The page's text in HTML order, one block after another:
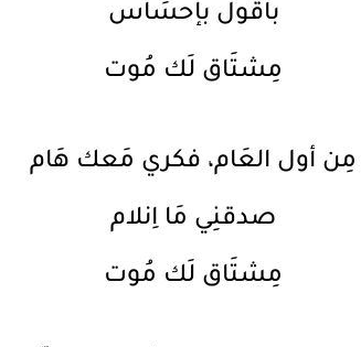
باقول بإحسَاس
مِشتَاق لَك مُوت
مِن أول العَام، فكري مَعك هَام
صدقنِي مَا اِنلام
مِشتَاق لَك مُوت